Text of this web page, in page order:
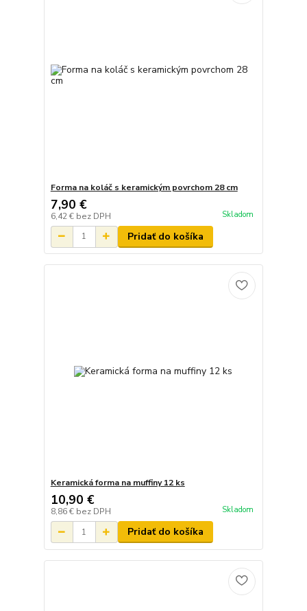
Forma na koláč s keramickým povrchom 28 cm
7,90 €
6,42 € bez DPH Skladom
Pridať do košíka
Keramická forma na muffiny 12 ks
10,90 €
8,86 € bez DPH Skladom
Pridať do košíka